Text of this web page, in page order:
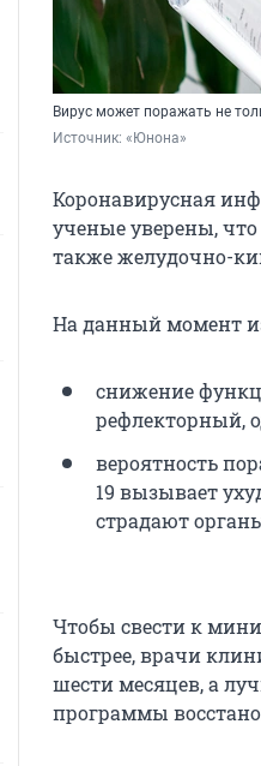
Вирус может поражать не
Источник: «Юнона»
Коронавирусная
ученые уверены,
также желудочно-
На данный момент
снижение
рефлекторный,
вероятность
19 вызывает
страдают
Чтобы свести к
быстрее, врачи
шести месяцев, а
программы